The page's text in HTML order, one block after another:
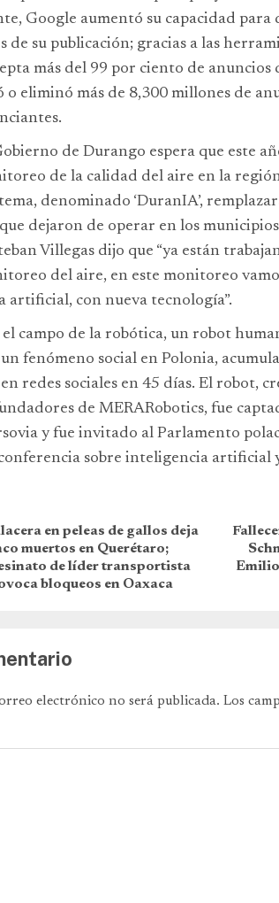
Google aumentó su capacidad
de su publicación; gracias a las
más del 99 por ciento de
o eliminó más de 8,300 millones de
de Durango espera que este
de la calidad del aire en la
denominado ‘DuranIA’,
dejaron de operar en los
Villegas dijo que “ya están
del aire, en este monitoreo
artificial, con nueva tecnología”.
campo de la robótica, un robot
fenómeno social en Polonia,
redes sociales en 45 días. El robot,
de MERARobotics, fue
y fue invitado al Parlamento
sobre inteligencia artificial
en peleas de gallos deja
muertos en Querétaro;
de líder transportista
bloqueos en Oaxaca
electrónico no será publicada. Los